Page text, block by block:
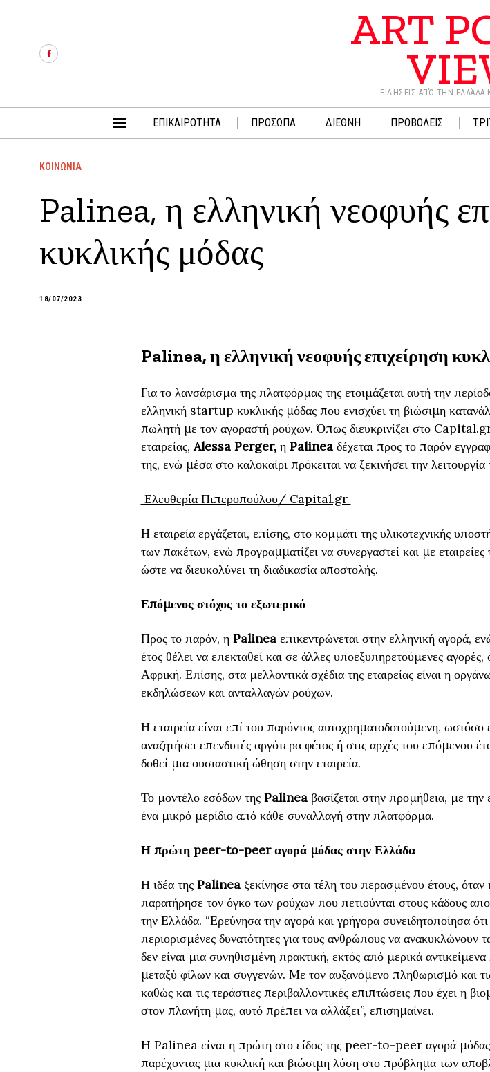
ART
ΕΙΔΉΣΕΙΣ ΑΠΌ ΤΗΝ ΕΛΛΆΔΑ
ΕΠΙΚΑΙΡΟΤΗΤΑ ΠΡΟΣΩΠΑ ΔΙΕΘΝΗ ΠΡΟΒΟΛΕΙΣ
ΚΟΙΝΩΝΙΑ
Palinea, η ελληνική νεοφυής
κυκλικής μόδας
18/07/2023
Palinea, η ελληνική νεοφυής επιχείρηση
Για το λανσάρισμα της πλατφόρμας της ετοιμάζεται αυτή την
ελληνική startup κυκλικής μόδας που ενισχύει τη βιώσιμη
πωλητή με τον αγοραστή ρούχων. Όπως διευκρινίζει στο
εταιρείας,Alessa Perger,η Palineaδέχεται προς το παρόν
της, ενώ μέσα στο καλοκαίρι πρόκειται να ξεκινήσει την
Ελευθερία Πιπεροπούλου/ Capital.gr
Η εταιρεία εργάζεται, επίσης, στο κομμάτι της υλικοτεχνικής
των πακέτων, ενώ προγραμματίζει να συνεργαστεί και με
ώστε να διευκολύνει τη διαδικασία αποστολής.
Επόμενος στόχος το εξωτερικό
Προς το παρόν, ηPalineaεπικεντρώνεται στην ελληνική αγορά,
έτος θέλει να επεκταθεί και σε άλλες υποεξυπηρετούμενες
Αφρική. Επίσης, στα μελλοντικά σχέδια της εταιρείας είναι η
εκδηλώσεων και ανταλλαγών ρούχων.
Η εταιρεία είναι επί του παρόντος αυτοχρηματοδοτούμενη, ωστόσο
αναζητήσει επενδυτές αργότερα φέτος ή στις αρχές του επόμενου
δοθεί μια ουσιαστική ώθηση στην εταιρεία.
Το μοντέλο εσόδων της Palineaβασίζεται στην προμήθεια, με την
ένα μικρό μερίδιο από κάθε συναλλαγή στην πλατφόρμα.
Η πρώτη peer-to-peer αγορά μόδας στην Ελλάδα
Η ιδέα τηςPalineaξεκίνησε στα τέλη του περασμένου έτους,
παρατήρησε τον όγκο των ρούχων που πετιούνται στους κάδους
την Ελλάδα. “Ερεύνησα την αγορά και γρήγορα συνειδητοποίησα
περιορισμένες δυνατότητες για τους ανθρώπους να ανακυκλώνουν
δεν είναι μια συνηθισμένη πρακτική, εκτός από μερικά
μεταξύ φίλων και συγγενών. Με τον αυξανόμενο πληθωρισμό και
καθώς και τις τεράστιες περιβαλλοντικές επιπτώσεις που έχει η
στον πλανήτη μας, αυτό πρέπει να αλλάξει”, επισημαίνει.
H Palinea είναι η πρώτη στο είδος της peer-to-peer αγορά
παρέχοντας μια κυκλική και βιώσιμη λύση στο πρόβλημα των